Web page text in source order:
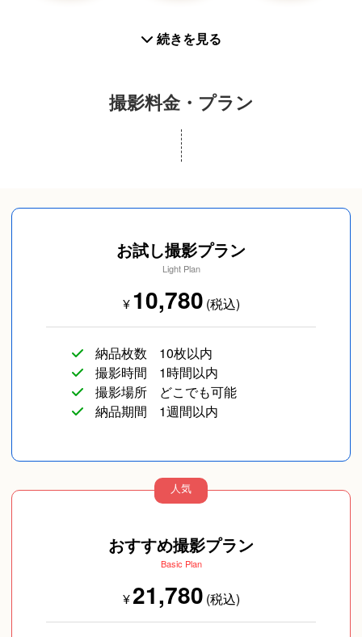
ペットフォト 旅行
続きを見る
撮影料金・プラン
お試し撮影プラン
Light Plan
¥10,780 (税込)
納品枚数
10枚以内
撮影時間
1時間以内
撮影場所
どこでも可能
納品期間
1週間以内
人気
おすすめ撮影プラン
Basic Plan
¥21,780 (税込)